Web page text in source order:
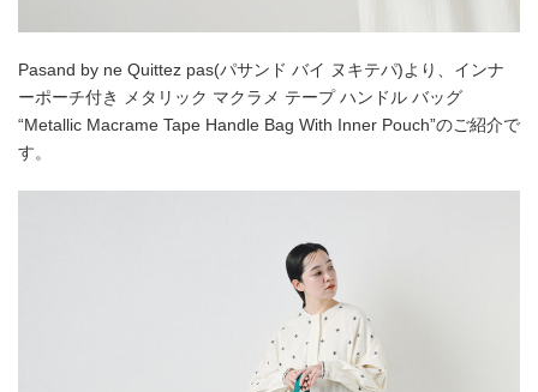
Pasand by ne Quittez pas(パサンド バイ ヌキテパ)より、インナ
ーポーチ付き メタリック マクラメ テープ ハンドル バッグ
“Metallic Macrame Tape Handle Bag With Inner Pouch”のご紹介で
す。